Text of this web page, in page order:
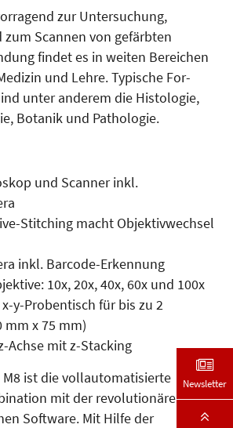
zur Un­ter­suchung,
Scan­nen von gefärbten
findet es in weiten Berei­chen
und Lehre. Typische For­
unter anderem die Histologie,
Botanik und Patho­logie.
und Scanner inkl.
Stitching macht Objektivwechsel
inkl. Barcode-Erkennung
10x, 20x, 40x, 60x und 100x
y-Probentisch für bis zu 2
mm x 75 mm)
Achse mit z-Stacking
M8 ist die vollau­tomatisierte
mit der revolutionären,
Software. Mit Hilfe der
Newsletter